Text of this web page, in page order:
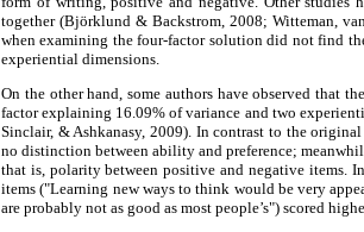
together (Björklund & Backstrom, 2008; Witteman,
when examining the four-factor solution did not find
experiential dimensions.
On the other hand, some authors have observed that
factor explaining 16.09% of variance and two
Sinclair, & Ashkanasy, 2009). In contrast to the
no distinction between ability and preference;
that is, polarity between positive and negative items.
items ("Learning new ways to think would be very
are probably not as good as most people’s") scored